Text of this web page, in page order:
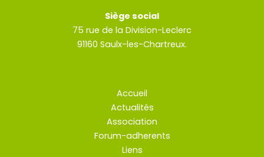
Siège social
75 rue de la Division-Leclerc
91160 Saulx-les-Chartreux.
Accueil
Actualités
Association
Forum-adherents
Liens